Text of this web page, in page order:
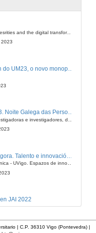
European univesrities and the digital transformation: challenges and opportunities ahead
G-Night 2023. Noite Galega das Persoas Investigadoras. Conciencias creativas
Cátedra Telefónica - UVigo. Espazos de innovación
JAI 2022
| C.P. 36310 Vigo (Pontevedra) |